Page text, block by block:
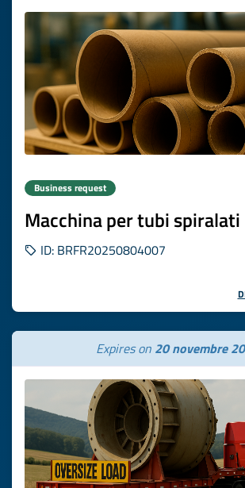
Business request
Macchina per tubi spiralati
ID: BRFR20250804007
Expires on 20 novembre